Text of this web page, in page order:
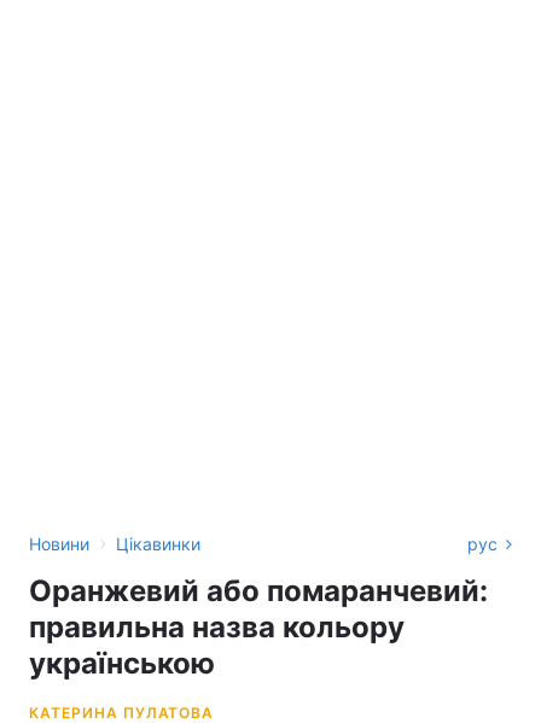
Новини › Цікавинки рус
Оранжевий або помаранчевий:
правильна назва кольору
українською
КАТЕРИНА ПУЛАТОВА